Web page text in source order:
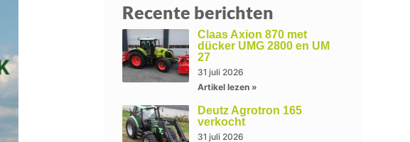
Recente berichten
Claas Axion 870 met
dücker UMG 2800 en UM
27
31 juli 2026
Artikel lezen »
Deutz Agrotron 165
verkocht
31 juli 2026